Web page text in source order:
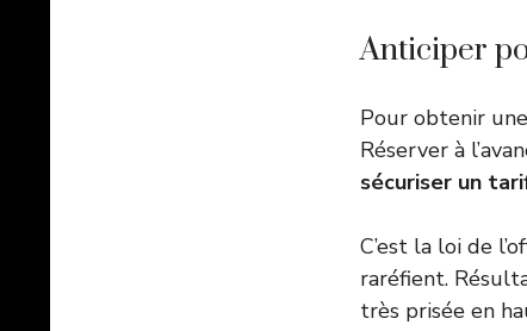
Anticiper
Pour obtenir
Réserver à
sécuriser un
C’est la loi de
raréfient.
très prisée en